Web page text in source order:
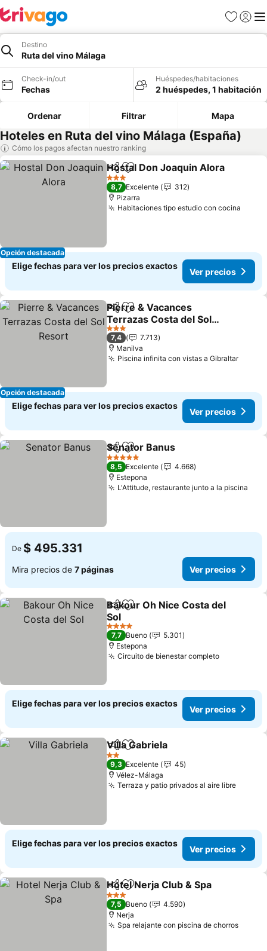
Favoritos
Iniciar
Destino
Ruta del vino Málaga
Check-in/out
Fechas
Huéspedes/habitaciones
2 huéspedes, 1 habitación
Ordenar Filtrar Mapa
Hoteles en Ruta del vino Málaga (España)
Cómo los pagos afectan nuestro ranking
Opción destacada
CompartirAgregar a favoritos
Hostal Don Joaquin Alora
3 Estrellas
8,7 Excelente
312
Pizarra
Habitaciones tipo estudio con cocina
Elige fechas para ver los precios exactos
Ver precios
Opción destacada
CompartirAgregar a favoritos
Pierre & Vacances
Terrazas Costa del Sol
Resort
3 Estrellas
7,4
7.713
Manilva
Piscina infinita con vistas a Gibraltar
Elige fechas para ver los precios exactos
Ver precios
CompartirAgregar a favoritos
Senator Banus
5 Estrellas
8,5 Excelente
4.668
Estepona
L'Attitude, restaurante junto a la piscina
De $ 495.331
Mira precios de 7 páginas Ver precios
CompartirAgregar a favoritos
Bakour Oh Nice Costa del
Sol
4 Estrellas
7,7 Bueno
5.301
Estepona
Circuito de bienestar completo
Elige fechas para ver los precios exactos
Ver precios
CompartirAgregar a favoritos
Villa Gabriela
2 Estrellas
9,3 Excelente
45
Vélez-Málaga
Terraza y patio privados al aire libre
Elige fechas para ver los precios exactos
Ver precios
CompartirAgregar a favoritos
Hotel Nerja Club & Spa
3 Estrellas
7,5 Bueno
4.590
Nerja
Spa relajante con piscina de chorros